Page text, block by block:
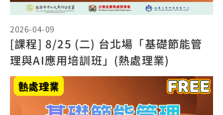
2026-04-09
[課程] 8/25 (二) 台北場「基礎節能管
理與AI應用培訓班」(熱處理業)